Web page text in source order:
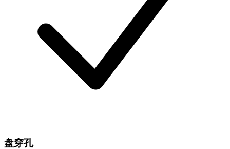
盘穿孔